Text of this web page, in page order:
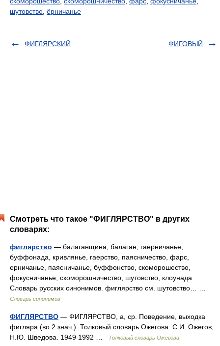
шутовство ёрничанье
ФИГЛЯРСКИЙ ФИГОВЫЙ
Смотреть что такое "ФИГЛЯРСТВО" в других
словарях:
фиглярство — балаганщина, балаган, гаерничанье,
буффонада, кривлянье, гаерство, паясничество, фарс,
ерничанье, паясничанье, буффонство, скоморошество,
фокусничанье, скоморошничество, шутовство, клоунада
Словарь русских синонимов. фиглярство см. шутовство… …
Словарь синонимов
ФИГЛЯРСТВО — ФИГЛЯРСТВО, а, ср. Поведение, выходка
фигляра (во 2 знач.). Толковый словарь Ожегова. С.И. Ожегов,
Н.Ю. Шведова. 1949 1992 …
Толковый словарь Ожегова